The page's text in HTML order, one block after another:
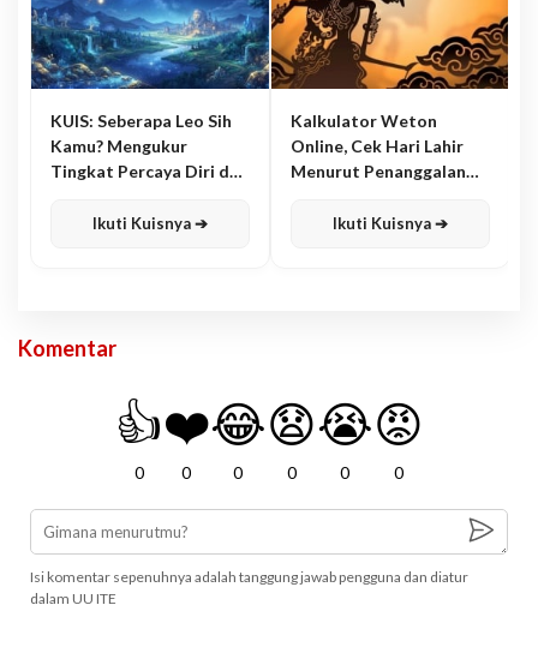
KUIS: Seberapa Leo Sih
Kamu? Mengukur
Tingkat Percaya Diri dan
Ikuti Kuisnya ➔
Kalkulator Weton
Online, Cek Hari Lahir
Menurut Penanggalan
Ikuti Kuisnya ➔
Komentar
👍
0
❤️
0
😂
0
😧
0
😭
0
😡
0
Isi komentar sepenuhnya adalah tanggung jawab pengguna dan diatur
dalam UU ITE